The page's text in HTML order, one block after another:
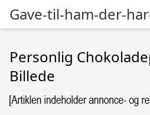
Gave-til-ham-der-
Personlig
Billede